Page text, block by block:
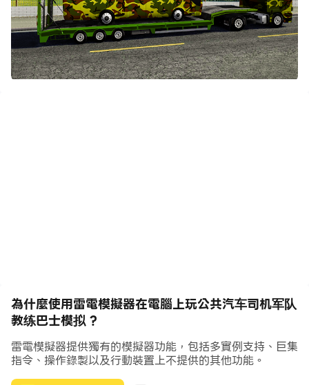
陆军游戏的队长正在参加巴士游戏，带来旅程的冒险，让巴
士模拟任务的用户和爱好者惊叹不已，作为一名陆军巴士司
机，司机必须在陆军巴士游戏中驾驶巴士。游戏中的军队任
务提供了军队突击队游戏的众多挑战，其中包括启动军队巴
不断的奋斗中，军队长途汽车的任务很容易驱动，以完成长
途汽车停车
越野军车驾驶模拟器
為什麼使用雷電模擬器在電腦上玩公共汽车司机军队
教练巴士模拟 ?
雷電模擬器提供獨有的模擬器功能，包括多實例支持、巨集
指令、操作錄製以及行動裝置上不提供的其他功能。